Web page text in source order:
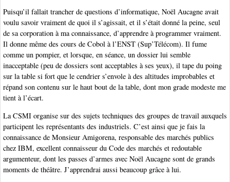
Puisqu’il fallait trancher de questions d’informatique, Noël Aucagne avait
voulu savoir vraiment de quoi il s’agissait, et il s’était donné la peine, seul
de sa corporation à ma connaissance, d’apprendre à programmer vraiment.
Il donne même des cours de Cobol à l’ENST (Sup’Télécom). Il fume
comme un pompier, et lorsque, en séance, un dossier lui semble
inacceptable (peu de dossiers sont acceptables à ses yeux), il tape du poing
sur la table si fort que le cendrier s’envole à des altitudes improbables et
répand son contenu sur le haut bout de la table, dont mon grade modeste me
tient à l’écart.
La CSMI organise sur des sujets techniques des groupes de travail auxquels
participent les représentants des industriels. C’est ainsi que je fais la
connaissance de Monsieur Amigorena, responsable des marchés publics
chez IBM, excellent connaisseur du Code des marchés et redoutable
argumenteur, dont les passes d’armes avec Noël Aucagne sont de grands
moments de théâtre. J’apprendrai aussi beaucoup grâce à lui.